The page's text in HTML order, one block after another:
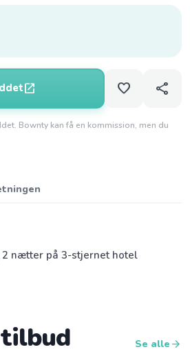
nætter på 3-stjernet hotel
open_in_new favorite share
Bownty kan få en kommission, men du
Se alle arrow_forward